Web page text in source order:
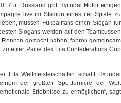
Motor
lädt
Fans
zum
Fifa
Confederations
ein
in Russland gibt Hyundai Motor einigen
live im Stadion eines der Spiele zu
müssen Fußballfans einen Slogan für
Slogans werden auf den Teambussen
gemacht haben, fahren gemeinsam
einer Partie des Fifa Confederations Cup
Fifa Weltmeisterschaften schafft Hyundai
der größten Sportturniere der Welt
Erlebnisse zu ermöglichen“, sagt